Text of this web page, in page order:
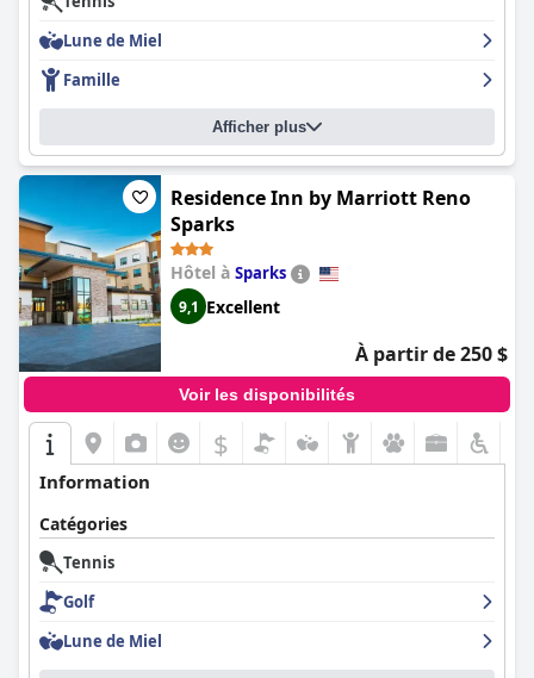
Lune de Miel
Famille
Afficher plus
Residence Inn by Marriott Reno
Sparks
Hôtel à Sparks
9,1 Excellent
À partir de 250 $
Voir les disponibilités
$
Information
Catégories
Tennis
Golf
Lune de Miel